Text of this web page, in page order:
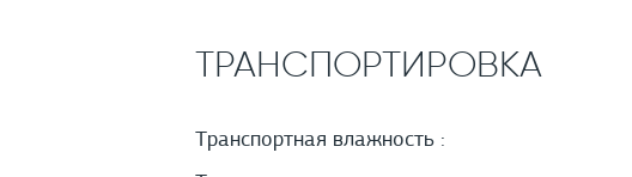
ТРАНСПОРТИРОВКА
Транспортная влажность :